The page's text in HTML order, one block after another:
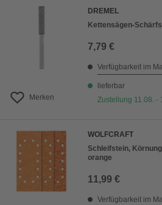
Merken
DREMEL
Kettensägen-
7,79 €
Verfügbarkeit im
lieferbar
Zustellung 11.08. -
WOLFCRAFT
Schleifstein,
orange
11,99 €
Verfügbarkeit im